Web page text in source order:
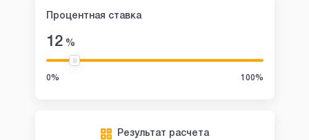
Процентная ставка
12%
0% 100%
Результат расчета